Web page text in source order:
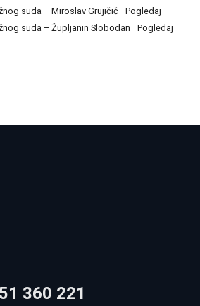
suda – Miroslav Grujičić
Pogledaj
suda – Župljanin Slobodan
Pogledaj
360 221